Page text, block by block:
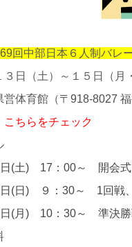
回中部日本６人制バレ
日（土）～１５日（月
体育館（〒918-8027
こちらをチェック
(土) 17：00～ 開会式
(日) ９：30～ 1回戦
(月) 10：30～ 準決勝